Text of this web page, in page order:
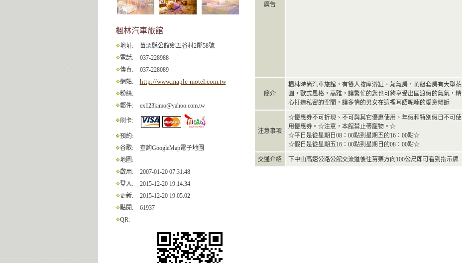
楓林汽車旅館
地址:
苗栗縣公館鄉五谷村2鄰58號
電話:
037-228988
傳真:
037-228089
網站:
http://www.maple-motel.com.tw
粉絲:
郵件:
ex123kimo@yahoo.com.tw
刷卡:
預約:
谷歌:
查詢GoogleMap電子地圖
地圖:
啟用:
2007-01-20 07:31:48
登入:
2015-12-20 19:14:34
更新:
2015-12-20 19:05:02
點閱:
61937
QR:
廣告
簡介
楓林時尚汽車旅館，有雙人按摩浴缸、蒸氣房，頂級套房有大型花
園，歐式風格，高雅，讓繁忙的您也可夠享受出國渡假的氣氛，精
心打造私密的空間，讓多情的男女在這裡耳語呢喃的愛意傾訴
注意事項
☆優惠券不可折現、不可與其它優惠使用、年假和特別假日不可使
用優惠券。☆注意，本館禁止帶寵物。☆
☆平日是從星期日08：00點到星期五的16：00點☆
☆假日是從星期五16：00點到星期日的08：00點☆
交通介紹 下中山高速公路公館交流道後往苗栗方向100公尺即可看到指示牌